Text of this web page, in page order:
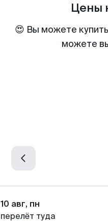
Цены
😍 Вы можете
можете
10 авг, пн
перелёт туда